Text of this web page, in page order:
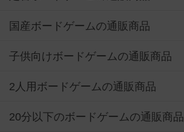
国産ボードゲームの通販商品
子供向けボードゲームの通販商品
2人用ボードゲームの通販商品
20分以下のボードゲームの通販商品